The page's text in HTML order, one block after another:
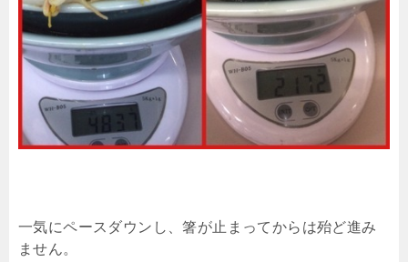
一気にペースダウンし、箸が止まってからは殆ど進み
ません。